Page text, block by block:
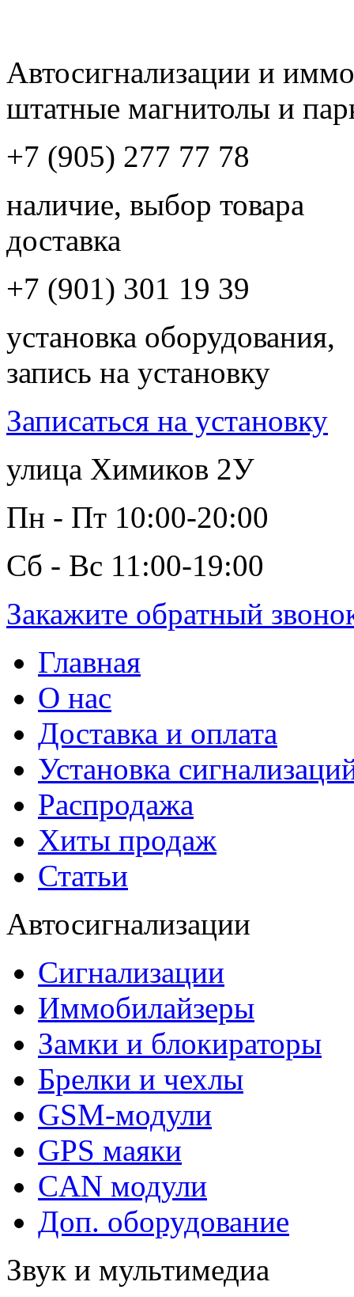
Автосигнализации и
штатные магнитолы и
+7 (905) 277 77 78
наличие, выбор товара
доставка
+7 (901) 301 19 39
установка оборудования,
запись на установку
Записаться на установку
улица Химиков 2У
Пн - Пт 10:00-20:00
Сб - Вс 11:00-19:00
Закажите обратный
Главная
О нас
Доставка и оплата
Установка
Распродажа
Хиты продаж
Статьи
Автосигнализации
Сигнализации
Иммобилайзеры
Замки и блокираторы
Брелки и чехлы
GSM-модули
GPS маяки
CAN модули
Доп. оборудование
Звук и мультимедиа